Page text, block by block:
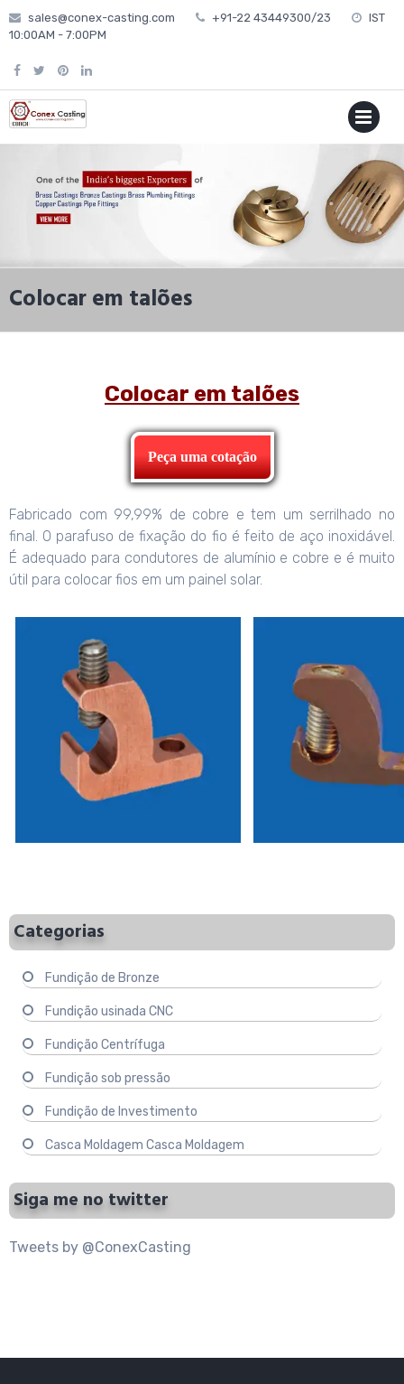
Skip
to
sales@conex-casting.com +91-22 43449300/23
IST
10:00AM - 7:00PM
MENU
Colocar em talões
Colocar em talões
Peça uma cotação
Fabricado com 99,99% de cobre e tem um serrilhado no
final. O parafuso de fixação do fio é feito de aço inoxidável.
É adequado para condutores de alumínio e cobre e é muito
útil para colocar fios em um painel solar.
Categorias
Fundição de Bronze
Fundição usinada CNC
Fundição Centrífuga
Fundição sob pressão
Fundição de Investimento
Casca Moldagem Casca Moldagem
Siga me no twitter
Tweets by @ConexCasting